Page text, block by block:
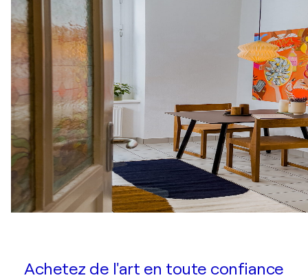
Achetez de l'art en toute confiance